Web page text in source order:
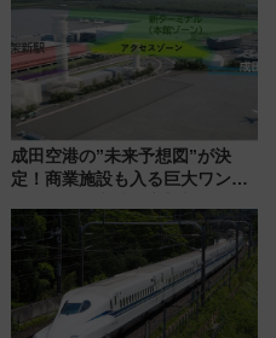
成田空港の”未来予想図”が決
定！商業施設も入る巨大ワンタ
で新型特急が品川･羽田とを結
ぶ！ JR空港駅は2面3線化！